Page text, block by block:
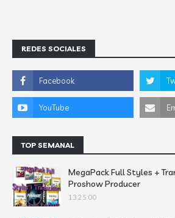
REDES SOCIALES
TOP SEMANAL
MegaPack Full Styles +
Proshow Producer
13:25:00